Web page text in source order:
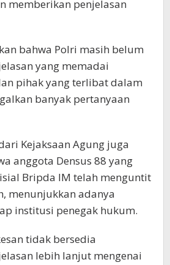
memberikan penjelasan
bahwa Polri masih belum
yang memadai
pihak yang terlibat dalam
banyak pertanyaan
Kejaksaan Agung juga
anggota Densus 88 yang
Bripda IM telah menguntit
menunjukkan adanya
institusi penegak hukum.
tidak bersedia
lebih lanjut mengenai